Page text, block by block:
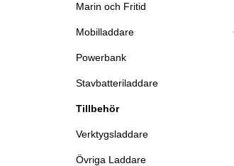
Marin och Fritid
Mobilladdare
Powerbank
Stavbatteriladdare
Tillbehör
Verktygsladdare
Övriga Laddare